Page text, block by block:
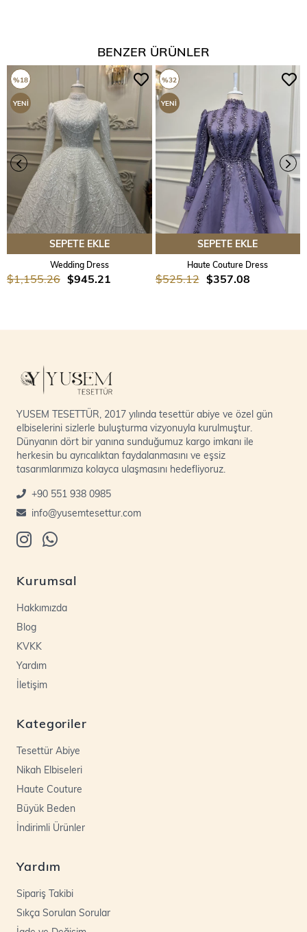
BENZER ÜRÜNLER
SEPETE EKLE
Wedding Dress
$945.21
$1,155.26
%18
YENI
ÜRÜN
SEPETE EKLE
Haute Couture Dress
$357.08
$525.12
%32
YENI
YUSEM TESETTÜR, 2017 yılında tesettür abiye ve özel gün
elbiselerini sizlerle buluşturma vizyonuyla kurulmuştur.
Dünyanın dört bir yanına sunduğumuz kargo imkanı ile
herkesin bu ayrıcalıktan faydalanmasını ve eşsiz
tasarımlarımıza kolayca ulaşmasını hedefliyoruz.
+90 551 938 0985
info@yusemtesettur.com
Kurumsal
Hakkımızda
Blog
KVKK
Yardım
İletişim
Kategoriler
Tesettür Abiye
Nikah Elbiseleri
Haute Couture
Büyük Beden
İndirimli Ürünler
Yardım
Sipariş Takibi
Sıkça Sorulan Sorular